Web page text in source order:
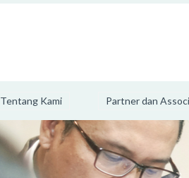
Tentang Kami Partner dan